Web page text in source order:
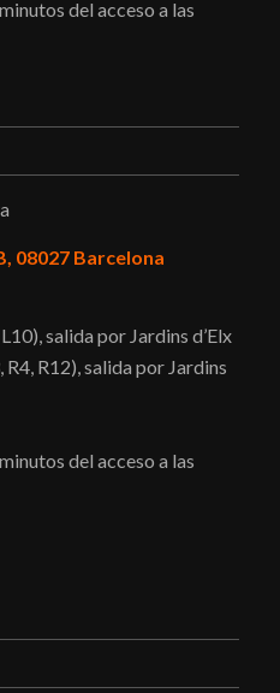
del acceso a las
08027 Barcelona
salida por Jardins d’Elx
R12), salida por Jardins
del acceso a las